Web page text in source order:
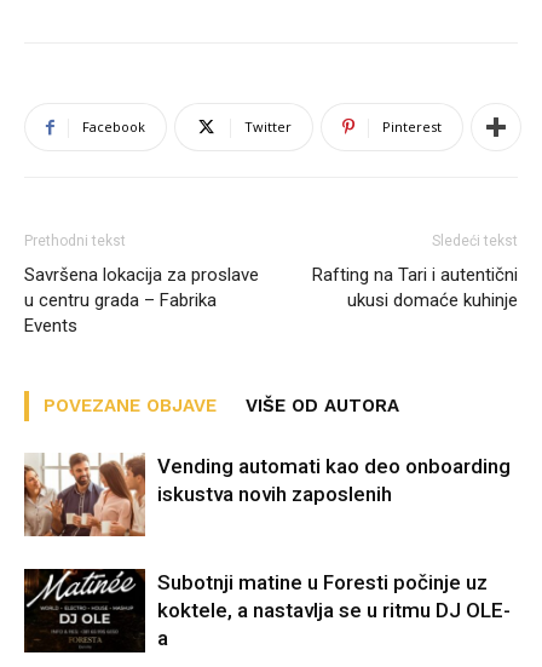
Facebook Twitter Pinterest
Prethodni tekst
Savršena lokacija za proslave
u centru grada – Fabrika
Events
Sledeći tekst
Rafting na Tari i autentični
ukusi domaće kuhinje
POVEZANE OBJAVE VIŠE OD AUTORA
Vending automati kao deo onboarding
iskustva novih zaposlenih
Subotnji matine u Foresti počinje uz
koktele, a nastavlja se u ritmu DJ OLE-
a